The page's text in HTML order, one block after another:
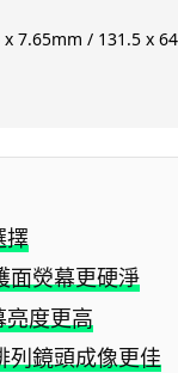
x 7.65mm / 131.5 x
擇
面熒幕更硬淨
亮度更高
列鏡頭成像更佳